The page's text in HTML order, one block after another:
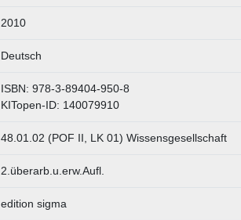
2010
Deutsch
ISBN: 978-3-89404-950-8
KITopen-ID: 140079910
48.01.02 (POF II, LK 01) Wissensgesellschaft
2.überarb.u.erw.Aufl.
edition sigma